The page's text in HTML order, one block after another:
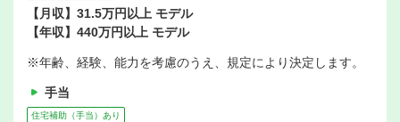
【月収】31.5万円以上 モデル
【年収】440万円以上 モデル
※年齢、経験、能力を考慮のうえ、規定により決定します。
手当
住宅補助（手当）あり